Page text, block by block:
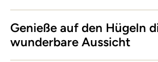
Genieße auf den Hügeln
wunderbare Aussicht